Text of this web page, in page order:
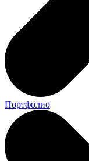
Портфолио